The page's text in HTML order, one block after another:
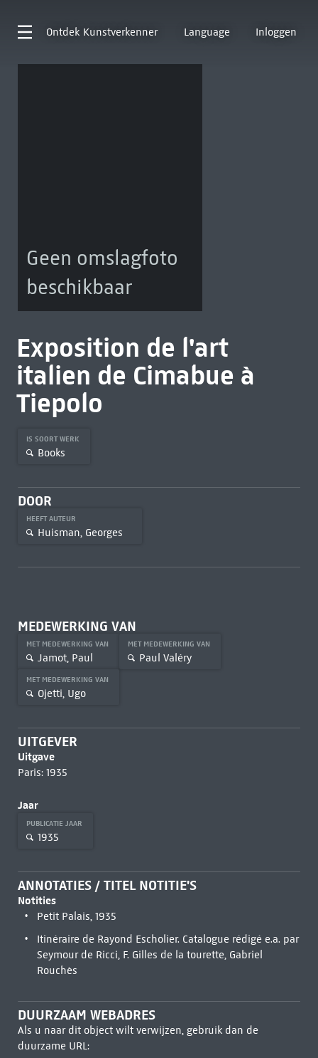
Ontdek Kunstverkenner Language Inloggen
Geen omslagfoto
beschikbaar
Exposition de l'art
italien de Cimabue à
Tiepolo
IS SOORT WERK
Books
DOOR
HEEFT AUTEUR
Huisman, Georges
MEDEWERKING VAN
MET MEDEWERKING VAN
Jamot, Paul
MET MEDEWERKING VAN
Paul Valéry
MET MEDEWERKING VAN
Ojetti, Ugo
UITGEVER
Uitgave
Paris: 1935
Jaar
PUBLICATIE JAAR
1935
ANNOTATIES / TITEL NOTITIE'S
Notities
Petit Palais, 1935
Itinéraire de Rayond Escholier. Catalogue rédigé e.a. par
Seymour de Ricci, F. Gilles de la tourette, Gabriel
Rouchès
DUURZAAM WEBADRES
Als u naar dit object wilt verwijzen, gebruik dan de
duurzame URL: